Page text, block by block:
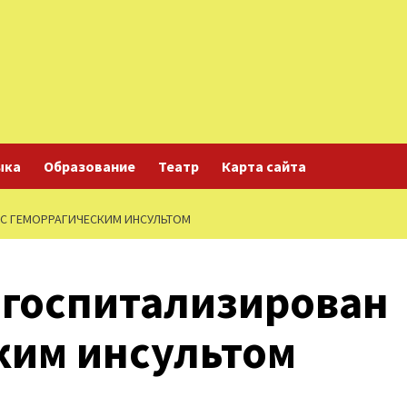
Образование Театр Карта сайта
ГЕМОРРАГИЧЕСКИМ ИНСУЛЬТОМ
инсультом